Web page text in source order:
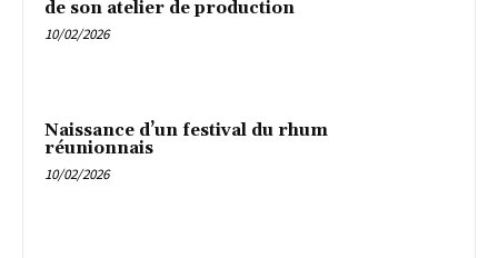
de son atelier de production
10/02/2026
Naissance d’un festival du rhum
réunionnais
10/02/2026